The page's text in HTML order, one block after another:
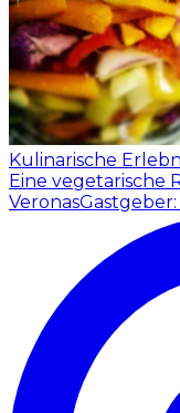
Kulinarische
Eine vegetarische
Veronas